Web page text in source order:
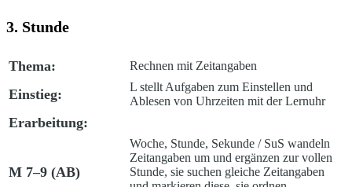
3. Stunde
Thema: Rechnen mit Zeitangaben
Einstieg:
L stellt Aufgaben zum Einstellen und
Ablesen von Uhrzeiten mit der Lernuhr
Erarbeitung:
M 7–9 (AB)
Woche, Stunde, Sekunde / SuS wandeln
Zeitangaben um und ergänzen zur vollen
Stunde, sie suchen gleiche Zeitangaben